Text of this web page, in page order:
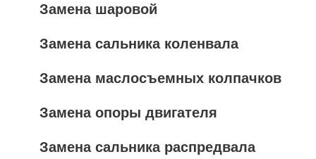
Замена шаровой
Замена сальника коленвала
Замена маслосъемных колпачков
Замена опоры двигателя
Замена сальника распредвала